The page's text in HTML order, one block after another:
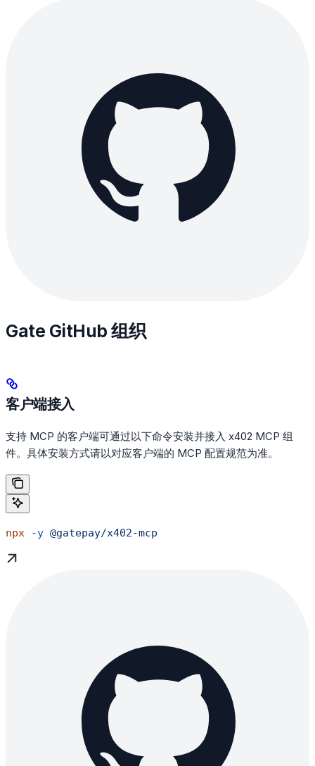
Gate GitHub 组织
客户端接入
支持 MCP 的客户端可通过以下命令安装并接入 x402 MCP 组
件。具体安装方式请以对应客户端的 MCP 配置规范为准。
npx -y @gatepay/x402-mcp